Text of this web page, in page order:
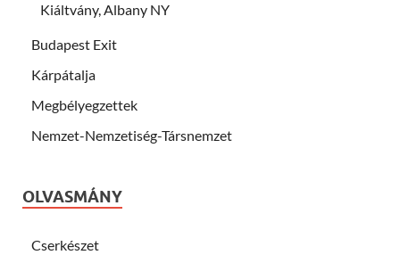
Kiáltvány, Albany NY
Budapest Exit
Kárpátalja
Megbélyegzettek
Nemzet-Nemzetiség-Társnemzet
OLVASMÁNY
Cserkészet